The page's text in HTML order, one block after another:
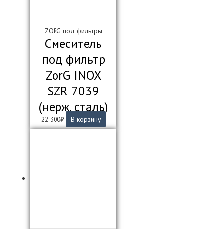
ZORG под фильтры
Смеситель
под фильтр
ZorG INOX
SZR-7039
(нерж. сталь)
22 300₽ В корзину